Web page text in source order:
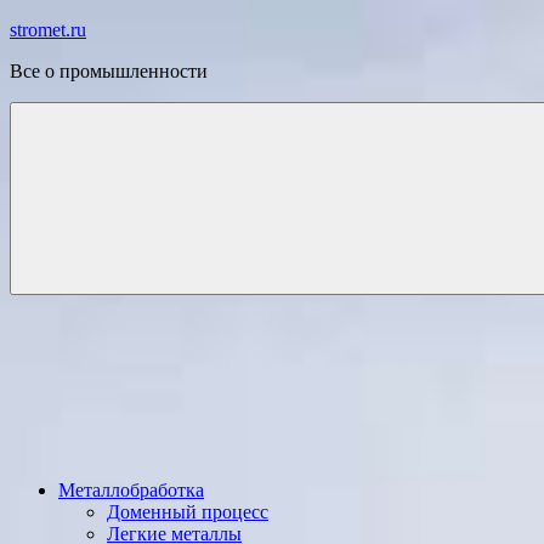
Перейти
содержимому
stromet.ru
Все о промышленности
Металлобработка
Доменный процесс
Легкие металлы